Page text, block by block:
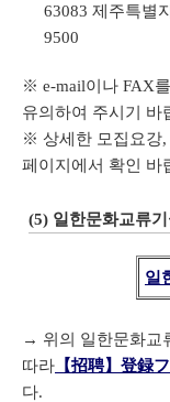
63083 제주특별
9500
※ e-mail이나 FAX
유의하여 주시기 바
※ 상세한 모집요강,
페이지에서 확인 바
(5) 일한문화교류
일
→ 위의 일한문화교
따라 【招聘】登録
다.